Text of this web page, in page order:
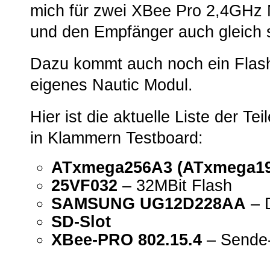
mich für zwei XBee Pro 2,4GHz
und den Empfänger auch gleich
Dazu kommt auch noch ein
eigenes Nautic Modul.
Hier ist die aktuelle Liste der
in Klammern Testboard:
ATxmega256A3
25VF032 – 32MBit Flash
SAMSUNG UG12D228AA –
SD-Slot
XBee-PRO 802.15.4 –